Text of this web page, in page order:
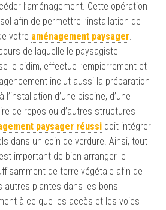
l’aménagement. Cette opération
afin de permettre l’installation de
votre aménagement paysager.
de laquelle le paysagiste
le bidim, effectue l’empierrement et
inclut aussi la préparation
d’une piscine, d’une
de repos ou d’autres structures
paysager réussi doit intégrer
dans un coin de verdure. Ainsi, tout
important de bien arranger le
de terre végétale afin de
autres plantes dans les bons
à ce que les accès et les voies